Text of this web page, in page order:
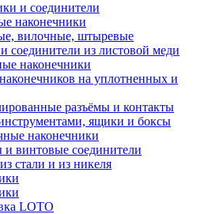
и соединители
наконечники
вилочные, штыревые
соединители из листовой меди
наконечники
на уплотненных и
разъёмы и контакты
ящики и боксы
наконечники
винтовые соединители
стали и из никеля
LOTO